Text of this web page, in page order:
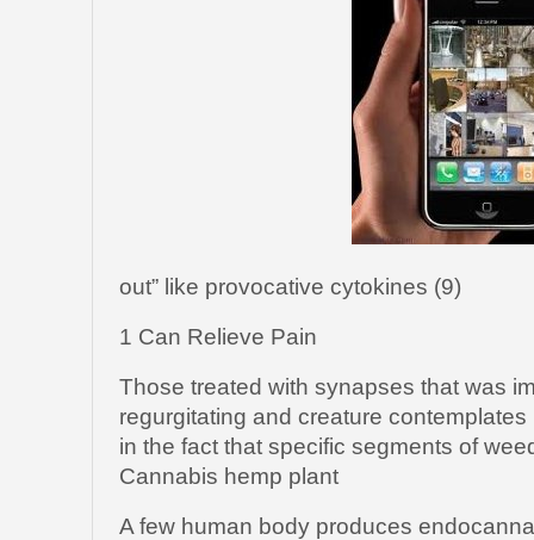
out” like provocative cytokines (9)
1 Can Relieve Pain
Those treated with synapses that was
regurgitating and creature
in the fact that specific segments of
Cannabis hemp plant
A few human body produces